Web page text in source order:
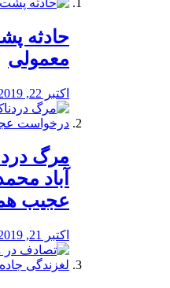
️حادثه
معمولی
اکتبر 22, 2019
مرگ
آباد
عجیب
اکتبر 21, 2019